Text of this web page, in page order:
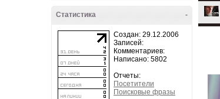
-
Статистика
Создан: 29.12.2006
Записей:
Комментариев:
Написано: 5802
Отчеты:
Посетители
Поисковые фразы